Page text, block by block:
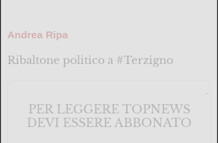
Andrea Ripa
Ribaltone politico a #Terzigno
PER LEGGERE TOPNEWS
DEVI ESSERE ABBONATO